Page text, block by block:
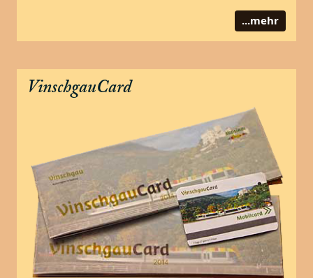
...mehr
VinschgauCard